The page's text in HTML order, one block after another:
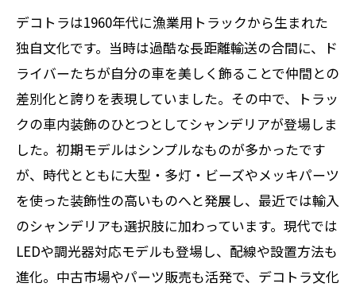
デコトラは1960年代に漁業用トラックから生まれた
独自文化です。当時は過酷な長距離輸送の合間に、ド
ライバーたちが自分の車を美しく飾ることで仲間との
差別化と誇りを表現していました。その中で、トラッ
クの車内装飾のひとつとしてシャンデリアが登場しま
した。初期モデルはシンプルなものが多かったです
が、時代とともに大型・多灯・ビーズやメッキパーツ
を使った装飾性の高いものへと発展し、最近では輸入
のシャンデリアも選択肢に加わっています。現代では
LEDや調光器対応モデルも登場し、配線や設置方法も
進化。中古市場やパーツ販売も活発で、デコトラ文化